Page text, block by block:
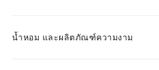
น้ำหอม และผลิตภัณฑ์ความงาม